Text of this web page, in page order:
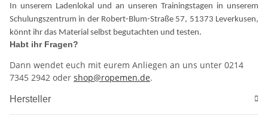
In unserem Ladenlokal und an unseren Trainingstagen in unserem
Schulungszentrum in der Robert-Blum-Straße 57, 51373 Leverkusen,
könnt ihr das Material selbst begutachten und testen.
Habt ihr Fragen?
Dann wendet euch mit eurem Anliegen an uns unter 0214
7345 2942 oder shop@ropemen.de.
Hersteller